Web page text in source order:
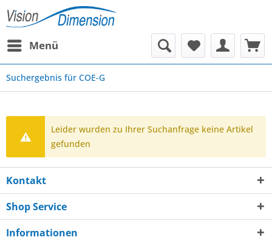
Menü
Suchergebnis für COE-G
Leider wurden zu Ihrer Suchanfrage keine Artikel
gefunden
Kontakt
Shop Service
Informationen